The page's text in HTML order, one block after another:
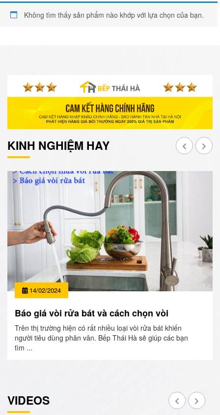
Không tìm thấy sản phẩm nào khớp với lựa chọn của bạn.
KINH NGHIỆM HAY
14/02/2024
Báo giá vòi rửa bát và cách chọn vòi
Trên thị trường hiện có rất nhiều loại vòi rửa bát khiến
người tiêu dùng phân vân. Bếp Thái Hà sẽ giúp các bạn
tìm ...
VIDEOS